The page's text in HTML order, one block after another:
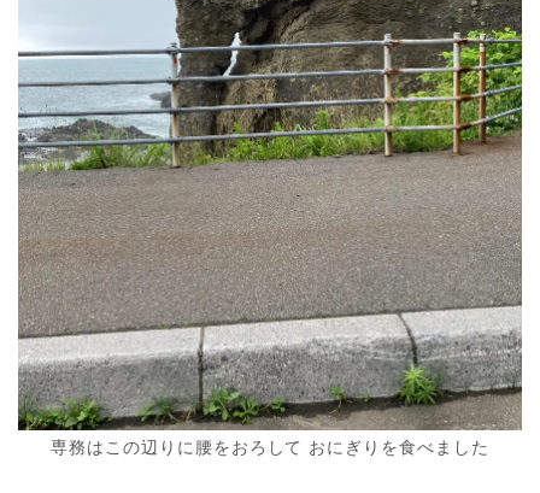
専務はこの辺りに腰をおろして おにぎりを食べました